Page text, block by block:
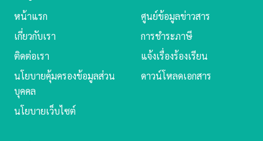
หน้าแรก
เกี่ยวกับเรา
ติดต่อเรา
นโยบายคุ้มครองข้อมูลส่วน
บุคคล
นโยบายเว็บไซต์
ศูนย์ข้อมูลข่าวสาร
การชำระภาษี
แจ้งเรื่องร้องเรียน
ดาวน์โหลดเอกสาร